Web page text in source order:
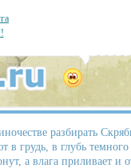
разбирать
грудь, в глубь темного
а влага приливает и